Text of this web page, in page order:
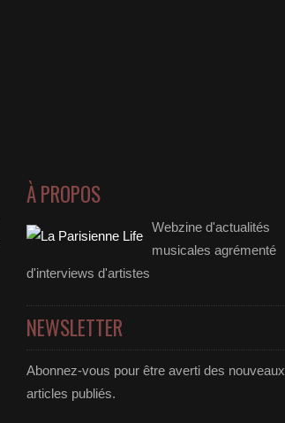
À PROPOS
Webzine d'actualités
musicales agrémenté
d'interviews d'artistes
NEWSLETTER
Abonnez-vous pour être averti des nouveaux
articles publiés.